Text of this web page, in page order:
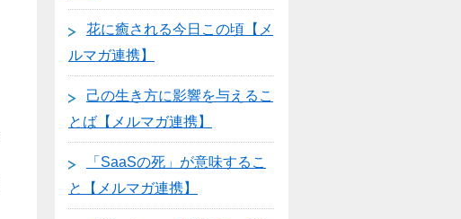
花に癒される今日この頃【メ
ルマガ連携】
己の生き方に影響を与えるこ
とば【メルマガ連携】
「SaaSの死」が意味するこ
と【メルマガ連携】